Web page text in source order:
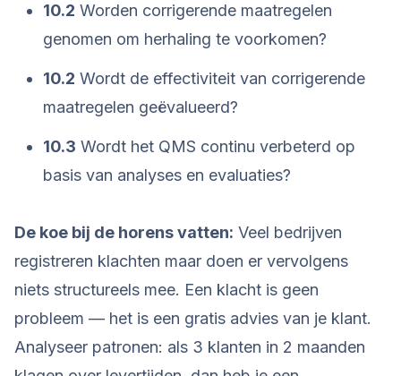
10.2 Worden corrigerende maatregelen
genomen om herhaling te voorkomen?
10.2 Wordt de effectiviteit van corrigerende
maatregelen geëvalueerd?
10.3 Wordt het QMS continu verbeterd op
basis van analyses en evaluaties?
De koe bij de horens vatten: Veel bedrijven
registreren klachten maar doen er vervolgens
niets structureels mee. Een klacht is geen
probleem — het is een gratis advies van je klant.
Analyseer patronen: als 3 klanten in 2 maanden